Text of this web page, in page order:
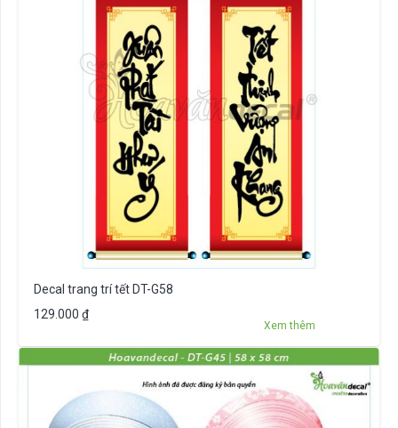
Decal trang trí tết DT-G58
129.000 ₫
Xem thêm